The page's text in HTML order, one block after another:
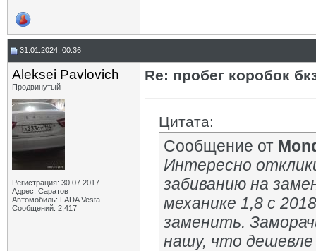
31.01.2024, 00:36
Aleksei Pavlovich
Продвинутый
Регистрация: 30.07.2017
Адрес: Саратов
Автомобиль: LADA Vesta
Сообщений: 2,417
Re: пробег коробок
Цитата:
Сообщение от
Интересно
забиванию на
механике 1,8 с
заменить.
нашу, что